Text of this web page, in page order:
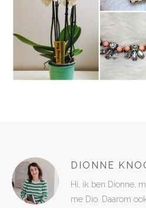
DIONNE
Hi, ik ben Dionne,
me Dio. Daarom